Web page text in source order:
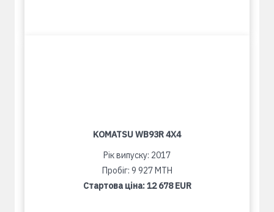
KOMATSU WB93R 4X4
Рік випуску: 2017
Пробіг: 9 927 MTH
Стартова ціна:12 678 EUR